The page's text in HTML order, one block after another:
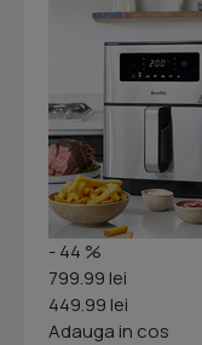
- 44 %
799.99 lei
449.99 lei
Adauga in cos